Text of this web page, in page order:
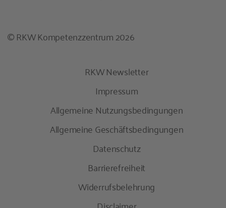
© RKW Kompetenzzentrum 2026
RKW Newsletter
Impressum
Allgemeine Nutzungsbedingungen
Allgemeine Geschäftsbedingungen
Datenschutz
Barrierefreiheit
Widerrufsbelehrung